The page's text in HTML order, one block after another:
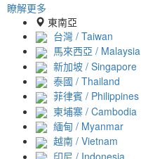
瞭解更多
東南亞
台灣 / Taiwan
馬來西亞 / Malaysia
新加坡 / Singapore
泰國 / Thailand
菲律賓 / Philippines
柬埔寨 / Cambodia
緬甸 / Myanmar
越南 / Vietnam
印尼 / Indonesia